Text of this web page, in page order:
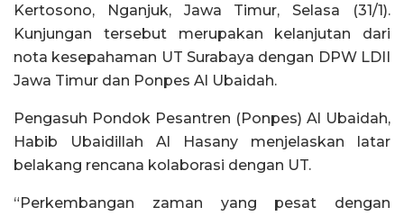
Kertosono, Nganjuk, Jawa Timur, Selasa (31/1).
Kunjungan tersebut merupakan kelanjutan dari
nota kesepahaman UT Surabaya dengan DPW LDII
Jawa Timur dan Ponpes Al Ubaidah.
Pengasuh Pondok Pesantren (Ponpes) Al Ubaidah,
Habib Ubaidillah Al Hasany menjelaskan latar
belakang rencana kolaborasi dengan UT.
“Perkembangan zaman yang pesat dengan